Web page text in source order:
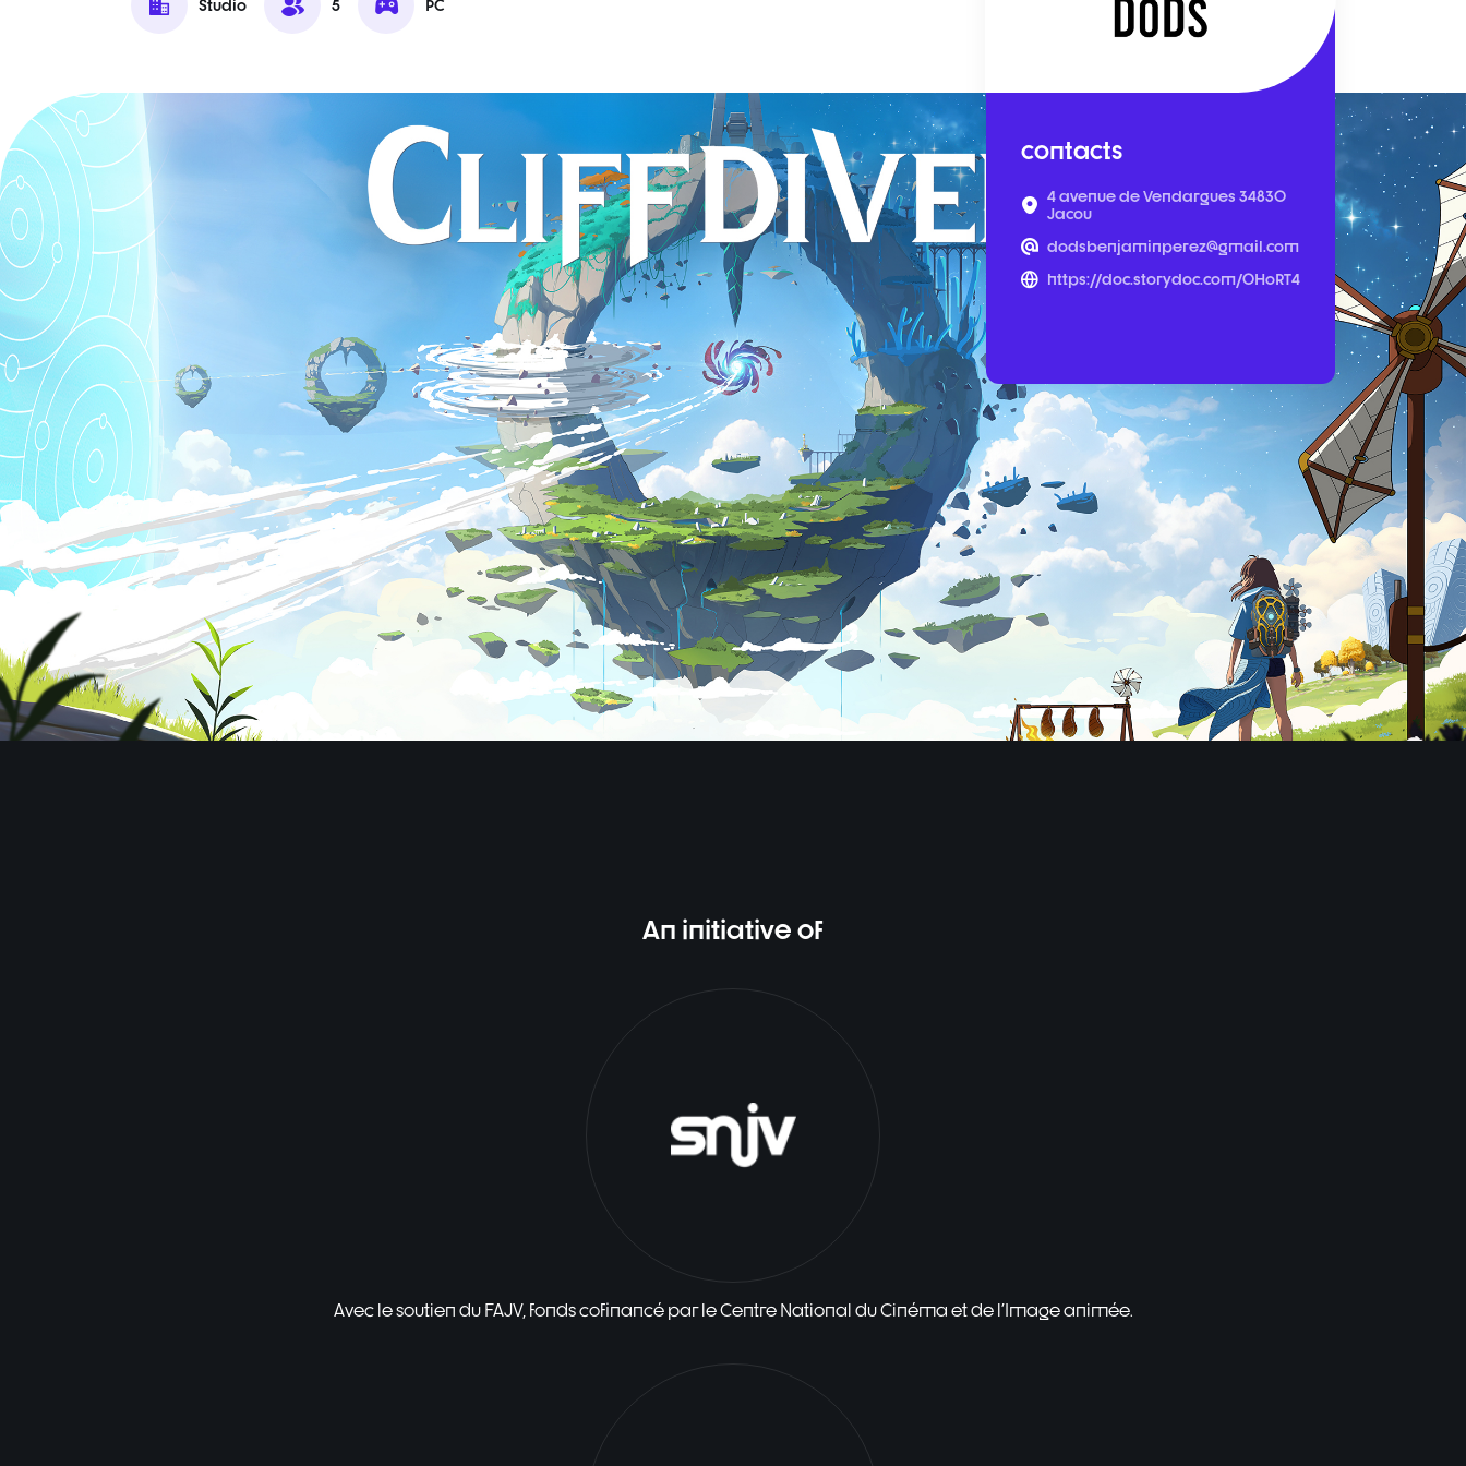
Studio 5 PC
contacts
4 avenue de Vendargues 34830
Jacou
dodsbenjaminperez@gmail.com
https://doc.storydoc.com/0HoRT4
An initiative of
Avec le soutien du FAJV, fonds cofinancé par le Centre National du Cinéma et de l'Image animée.